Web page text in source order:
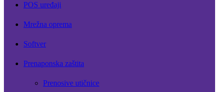
POS uređaji
Mrežna oprema
Softver
Prenaponska zaštita
Prenosive utičnice